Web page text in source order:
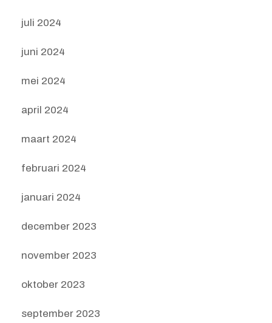
juli 2024
juni 2024
mei 2024
april 2024
maart 2024
februari 2024
januari 2024
december 2023
november 2023
oktober 2023
september 2023